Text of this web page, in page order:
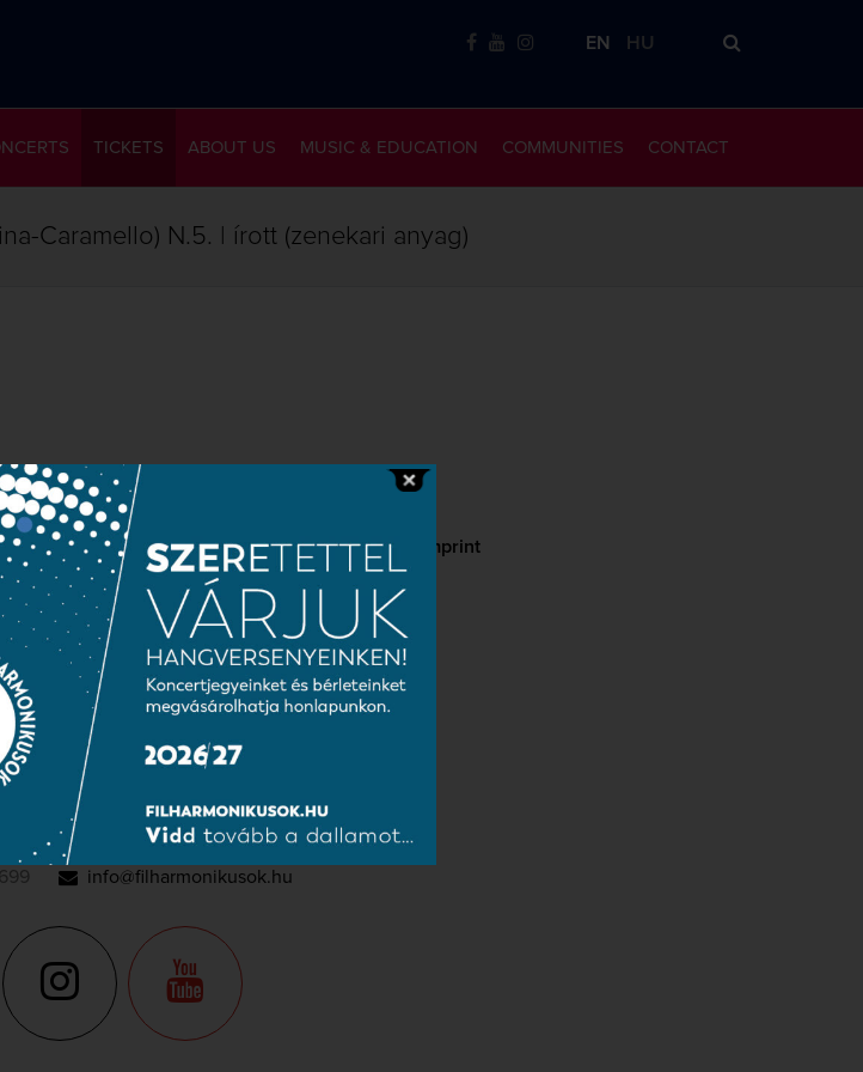
EN HU
CONTACT
COMMUNITIES
MUSIC & EDUCATION
TICKETS ABOUT US
Caramello) N.5. | írott (zenekari anyag)
Press room Terms and privacy Imprint
Komor Marcell u. 1. (Müpa)
info@filharmonikusok.hu